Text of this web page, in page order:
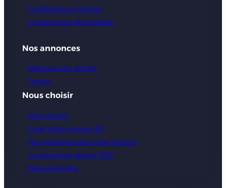
Constructeur Yvelines
Constructeur Normandie
Nos annonces
Maisons avec terrain
Terrain
Nous choisir
Votre projet
Créer votre maison 3D
Nos garanties pour votre maison
Constructeur depuis 1987
Nous rejoindre